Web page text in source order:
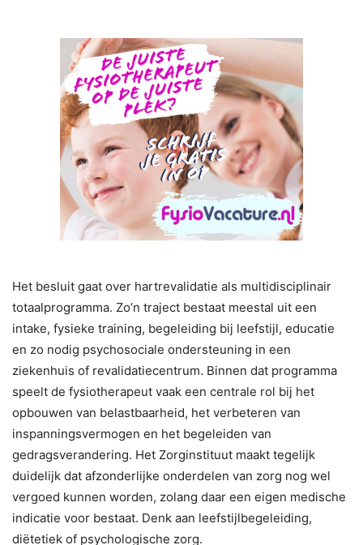
Het besluit gaat over hartrevalidatie als multidisciplinair
totaalprogramma. Zo’n traject bestaat meestal uit een
intake, fysieke training, begeleiding bij leefstijl, educatie
en zo nodig psychosociale ondersteuning in een
ziekenhuis of revalidatiecentrum. Binnen dat programma
speelt de fysiotherapeut vaak een centrale rol bij het
opbouwen van belastbaarheid, het verbeteren van
inspanningsvermogen en het begeleiden van
gedragsverandering. Het Zorginstituut maakt tegelijk
duidelijk dat afzonderlijke onderdelen van zorg nog wel
vergoed kunnen worden, zolang daar een eigen medische
indicatie voor bestaat. Denk aan leefstijlbegeleiding,
diëtetiek of psychologische zorg.